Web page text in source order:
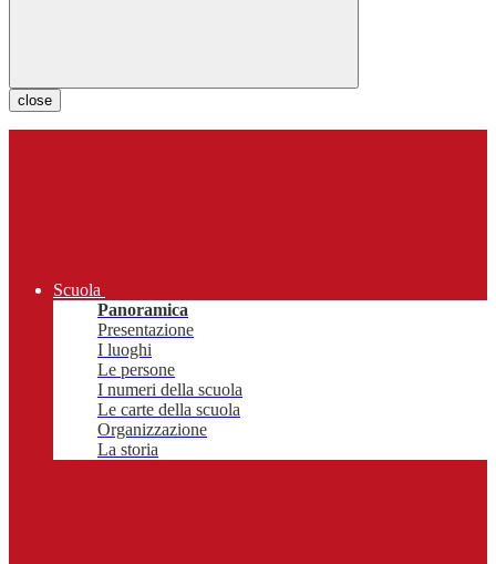
close
Scuola
Panoramica
Presentazione
I luoghi
Le persone
I numeri della scuola
Le carte della scuola
Organizzazione
La storia